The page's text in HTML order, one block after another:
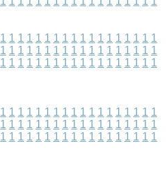
1 1 1 1 1 1 1 1 1 1 1 1 1 1 1 1 1 1
1 1 1 1 1 1 1 1 1 1 1 1 1 1 1 1 1 1
1 1 1 1 1 1 1 1 1 1 1 1 1 1 1 1 1 1
1 1 1 1 1 1 1 1 1 1 1 1 1 1 1 1 1 1
1 1 1 1 1 1 1 1 1 1 1 1 1 1 1 1 1 1
1 1 1 1 1 1 1 1 1 1 1 1 1 1 1 1 1 1